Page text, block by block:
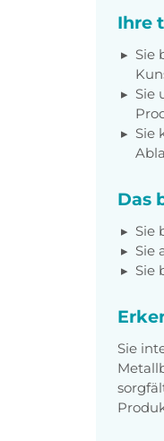
Ihre
Sie
Sie
Sie
Das
Sie
Sie
Sie
Sie